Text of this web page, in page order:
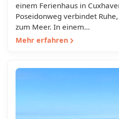
einem Ferienhaus in
Poseidonweg verbindet
zum Meer. In einem…
Mehr erfahren